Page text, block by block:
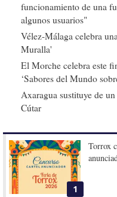
funcionamiento de una
algunos usuarios"
Vélez-Málaga celebra
Muralla'
El Morche celebra este
‘Sabores del Mundo
Axaragua sustituye de
Cútar
1
Torrox